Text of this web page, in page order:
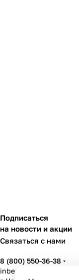
Подписаться
на новости и акции
Связаться с нами
8 (800) 550-36-38
inbenzo35@list.ru